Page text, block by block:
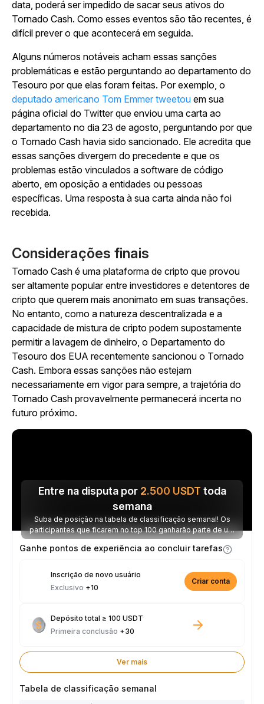
data, poderá ser impedido de sacar seus ativos do
Tornado Cash. Como esses eventos são tão recentes, é
difícil prever o que acontecerá em seguida.
Alguns números notáveis acham essas sanções
problemáticas e estão perguntando ao departamento do
Tesouro por que elas foram feitas. Por exemplo, o
deputado americano Tom Emmer tweetou em sua
página oficial do Twitter que enviou uma carta ao
departamento no dia 23 de agosto, perguntando por que
o Tornado Cash havia sido sancionado. Ele acredita que
essas sanções divergem do precedente e que os
problemas estão vinculados a software de código
aberto, em oposição a entidades ou pessoas
específicas. Uma resposta à sua carta ainda não foi
recebida.
Considerações finais
Tornado Cash é uma plataforma de cripto que provou
ser altamente popular entre investidores e detentores de
cripto que querem mais anonimato em suas transações.
No entanto, como a natureza descentralizada e a
capacidade de mistura de cripto podem supostamente
permitir a lavagem de dinheiro, o Departamento do
Tesouro dos EUA recentemente sancionou o Tornado
Cash. Embora essas sanções não estejam
necessariamente em vigor para sempre, a trajetória do
Tornado Cash provavelmente permanecerá incerta no
futuro próximo.
Entre na disputa por 2.500 USDT toda
semana
Suba de posição na tabela de classificação semanal! Os
participantes que ficarem no top 100 ganharão parte de um
prêmio de 2.500 USDT toda semana.
Ganhe pontos de experiência ao concluir tarefas
Inscrição de novo usuário
Exclusivo +10
Criar conta
Depósito total ≥ 100 USDT
Primeira conclusão +30
Ver mais
Tabela de classificação semanal